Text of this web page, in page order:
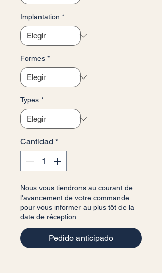
Implantation *
Formes *
Types *
Cantidad *
Nous vous tiendrons au courant de
l'avancement de votre commande
pour vous informer au plus tôt de la
date de réception
Pedido anticipado